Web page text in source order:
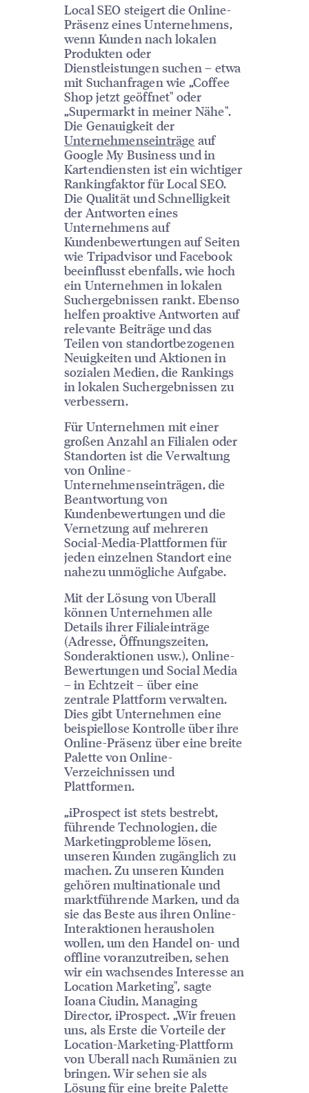
Local SEO steigert die Online-
Präsenz eines Unternehmens,
wenn Kunden nach lokalen
Produkten oder
Dienstleistungen suchen – etwa
mit Suchanfragen wie „Coffee
Shop jetzt geöffnet" oder
„Supermarkt in meiner Nähe".
Die Genauigkeit der
Unternehmenseinträge auf
Google My Business und in
Kartendiensten ist ein wichtiger
Rankingfaktor für Local SEO.
Die Qualität und Schnelligkeit
der Antworten eines
Unternehmens auf
Kundenbewertungen auf Seiten
wie Tripadvisor und Facebook
beeinflusst ebenfalls, wie hoch
ein Unternehmen in lokalen
Suchergebnissen rankt. Ebenso
helfen proaktive Antworten auf
relevante Beiträge und das
Teilen von standortbezogenen
Neuigkeiten und Aktionen in
sozialen Medien, die Rankings
in lokalen Suchergebnissen zu
verbessern.
Für Unternehmen mit einer
großen Anzahl an Filialen oder
Standorten ist die Verwaltung
von Online-
Unternehmenseinträgen, die
Beantwortung von
Kundenbewertungen und die
Vernetzung auf mehreren
Social-Media-Plattformen für
jeden einzelnen Standort eine
nahezu unmögliche Aufgabe.
Mit der Lösung von Uberall
können Unternehmen alle
Details ihrer Filialeinträge
(Adresse, Öffnungszeiten,
Sonderaktionen usw.), Online-
Bewertungen und Social Media
– in Echtzeit – über eine
zentrale Plattform verwalten.
Dies gibt Unternehmen eine
beispiellose Kontrolle über ihre
Online-Präsenz über eine breite
Palette von Online-
Verzeichnissen und
Plattformen.
„iProspect ist stets bestrebt,
führende Technologien, die
Marketingprobleme lösen,
unseren Kunden zugänglich zu
machen. Zu unseren Kunden
gehören multinationale und
marktführende Marken, und da
sie das Beste aus ihren Online-
Interaktionen herausholen
wollen, um den Handel on- und
offline voranzutreiben, sehen
wir ein wachsendes Interesse an
Location Marketing", sagte
Ioana Ciudin, Managing
Director, iProspect. „Wir freuen
uns, als Erste die Vorteile der
Location-Marketing-Plattform
von Uberall nach Rumänien zu
bringen. Wir sehen sie als
Lösung für eine breite Palette